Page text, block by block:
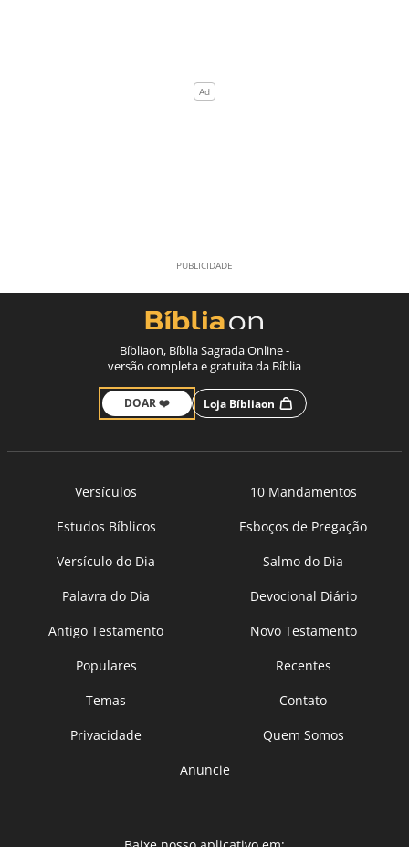
Bíbliaon, Bíblia Sagrada Online -
versão completa e gratuita da Bíblia
DOAR ❤️ Loja Bíbliaon
Versículos
10 Mandamentos
Estudos Bíblicos
Esboços de Pregação
Versículo do Dia
Salmo do Dia
Palavra do Dia
Devocional Diário
Antigo Testamento
Novo Testamento
Populares
Recentes
Temas
Contato
Privacidade
Quem Somos
Anuncie